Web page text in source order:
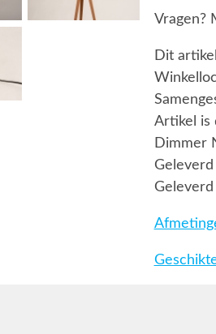
Vragen?
Dit
Artikel is
Dimmer